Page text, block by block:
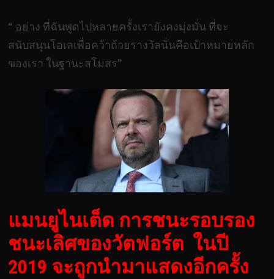
“ อย่าง ที่ฉันพูดไปหลายครั้งเรายังคงมุ่งมั่น ที่จะ
สนับสนุนโอเลเพื่อคว้าถ้วยรางวัลนั่นคือเป้าหมายหลัก
ของเรา ในฐานะสโมสร”
แมนยูไนเต็ด การชนะรอบรอง
ชนะเลิศของวัตฟอร์ต ในปี
2019 จะถูกนำมาแสดงอีกครั้ง